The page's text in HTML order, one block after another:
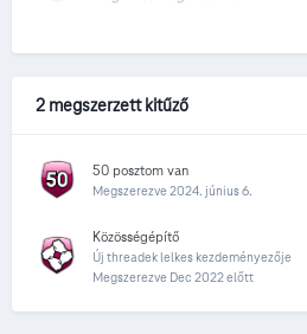
2 megszerzett kitűző
50 posztom van
Megszerezve 2024. június 6.
Közösségépítő
Új threadek lelkes kezdeményezője
Megszerezve Dec 2022 előtt